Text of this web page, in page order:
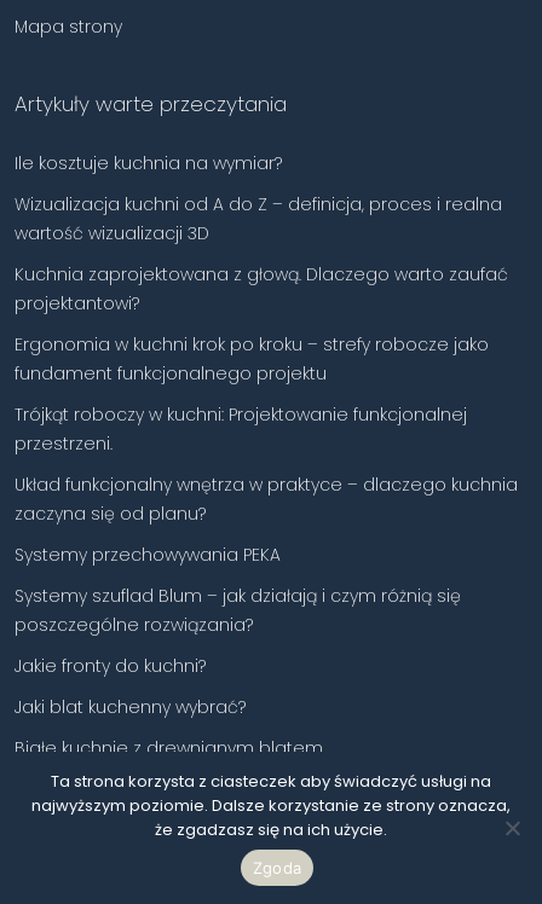
Mapa strony
Artykuły warte przeczytania
Ile kosztuje kuchnia na wymiar?
Wizualizacja kuchni od A do Z – definicja, proces i realna
wartość wizualizacji 3D
Kuchnia zaprojektowana z głową. Dlaczego warto zaufać
projektantowi?
Ergonomia w kuchni krok po kroku – strefy robocze jako
fundament funkcjonalnego projektu
Trójkąt roboczy w kuchni: Projektowanie funkcjonalnej
przestrzeni.
Układ funkcjonalny wnętrza w praktyce – dlaczego kuchnia
zaczyna się od planu?
Systemy przechowywania PEKA
Systemy szuflad Blum – jak działają i czym różnią się
poszczególne rozwiązania?
Jakie fronty do kuchni?
Jaki blat kuchenny wybrać?
Białe kuchnie z drewnianym blatem.
Kuchnia z wyspą – jak zaprojektować i zaaranżować
funkcjonalną przestrzeń kuchenną?
Kuchnia z półwyspem – praktyczny przewodnik po
Ta strona korzysta z ciasteczek aby świadczyć usługi na
najwyższym poziomie. Dalsze korzystanie ze strony oznacza,
że zgadzasz się na ich użycie.
Zgoda